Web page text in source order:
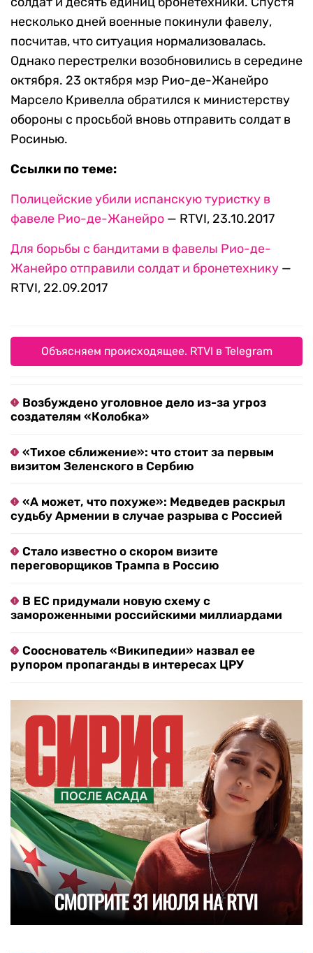
несколько дней военные покинули фавелу,
посчитав, что ситуация нормализовалась.
Однако перестрелки возобновились в середине
октября. 23 октября мэр Рио-де-Жанейро
Марсело Кривелла обратился к министерству
обороны с просьбой вновь отправить солдат в
Росинью.
Ссылки по теме:
Полицейские убили испанскую туристку в
фавеле Рио-де-Жанейро — RTVI, 23.10.2017
Для борьбы с бандитами в фавелы Рио-де-
Жанейро отправили солдат и бронетехнику —
RTVI, 22.09.2017
Объясняем происходящее. RTVI в Telegram
Возбуждено уголовное дело из-за угроз
создателям «Колобка»
«Тихое сближение»: что стоит за первым
визитом Зеленского в Сербию
«А может, что похуже»: Медведев раскрыл
судьбу Армении в случае разрыва с Россией
Стало известно о скором визите
переговорщиков Трампа в Россию
В ЕС придумали новую схему с
замороженными российскими миллиардами
Сооснователь «Википедии» назвал ее
рупором пропаганды в интересах ЦРУ